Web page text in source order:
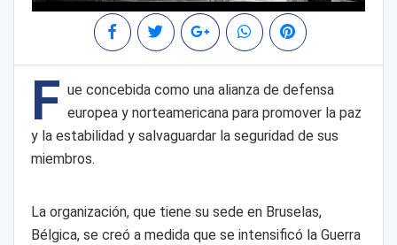
F ue concebida como una alianza de defensa
europea y norteamericana para promover la paz
y la estabilidad y salvaguardar la seguridad de sus
miembros.
La organización, que tiene su sede en Bruselas,
Bélgica, se creó a medida que se intensificó la Guerra